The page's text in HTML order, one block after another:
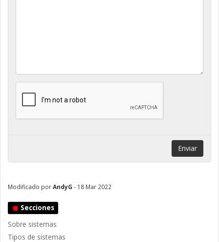
Enviar
Modificado porAndyG - 18 Mar 2022
Secciones
Sobre sistemas
Tipos de sistemas